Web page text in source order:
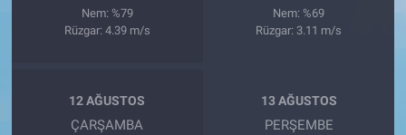
Nem: %79
Rüzgar: 4.39 m/s
Nem: %69
Rüzgar: 3.11 m/s
12 AĞUSTOS
ÇARŞAMBA
13 AĞUSTOS
PERŞEMBE